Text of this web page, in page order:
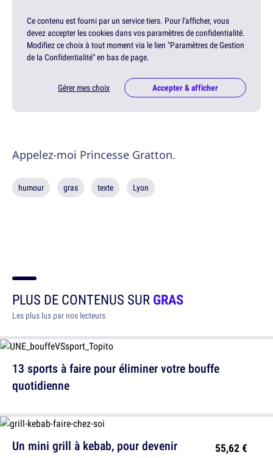
Ce contenu est fourni par un service tiers. Pour l'afficher, vous
devez accepter les cookies dans vos paramètres de confidentialité.
Modifiez ce choix à tout moment via le lien "Paramètres de Gestion
de la Confidentialité" en bas de page.
Gérer mes choix Accepter & afficher
Appelez-moi Princesse Gratton.
humour gras texte Lyon
PLUS DE CONTENUS SURGRAS
Les plus lus par nos lecteurs
13 sports à faire pour éliminer votre bouffe
quotidienne
Un mini grill à kebab, pour devenir
55,62 €